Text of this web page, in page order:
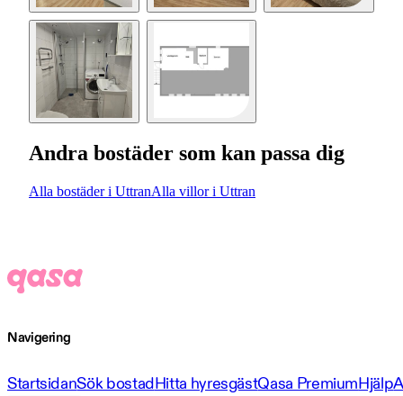
Andra bostäder som kan passa dig
Alla bostäder i UttranAlla villor i Uttran
Navigering
StartsidanSök bostadHitta hyresgästQasa PremiumHjälp